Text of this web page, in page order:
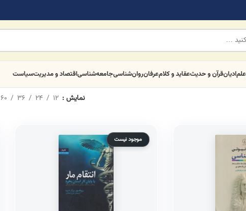
علمادیانقرآن و حدیثعقاید و کلامعرفانروان‌شناسیجامعه‌شناسیاقتصاد و مدیریتسیاست
نمایش 12
24
36
60
موجود نیست